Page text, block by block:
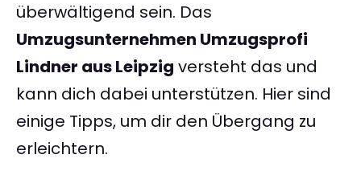
überwältigend sein. Das
Umzugsunternehmen Umzugsprofi
Lindner aus Leipzig versteht das und
kann dich dabei unterstützen. Hier sind
einige Tipps, um dir den Übergang zu
erleichtern.